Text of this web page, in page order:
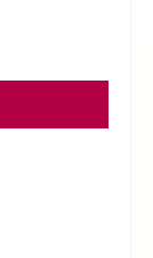
Schaltflächen